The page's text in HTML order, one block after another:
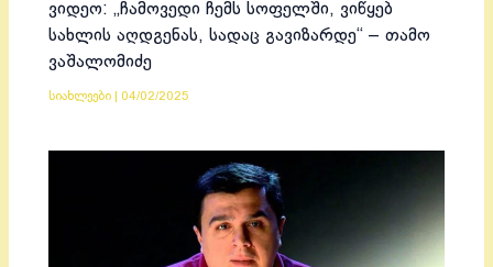
ვიდეო: „ჩამოვედი ჩემს სოფელში, ვიწყებ
სახლის აღდგენას, სადაც გავიზარდე“ – თამო
ვაშალომიძე
სიახლეები 04/02/2025